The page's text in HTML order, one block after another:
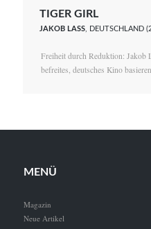
TIGER GIRL
JAKOB LASS , DEUTSCHLAND
Freiheit durch Reduktion: Jakob
befreites, deutsches Kino
MENÜ
Magazin
Neue Artikel